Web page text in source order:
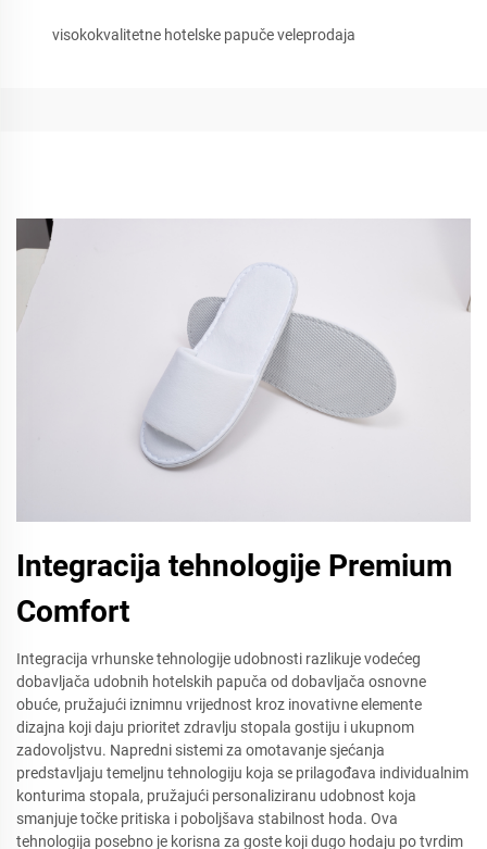
visokokvalitetne hotelske papuče veleprodaja
Integracija tehnologije Premium
Comfort
Integracija vrhunske tehnologije udobnosti razlikuje vodećeg
dobavljača udobnih hotelskih papuča od dobavljača osnovne
obuće, pružajući iznimnu vrijednost kroz inovativne elemente
dizajna koji daju prioritet zdravlju stopala gostiju i ukupnom
zadovoljstvu. Napredni sistemi za omotavanje sjećanja
predstavljaju temeljnu tehnologiju koja se prilagođava individualnim
konturima stopala, pružajući personaliziranu udobnost koja
smanjuje točke pritiska i poboljšava stabilnost hoda. Ova
tehnologija posebno je korisna za goste koji dugo hodaju po tvrdim